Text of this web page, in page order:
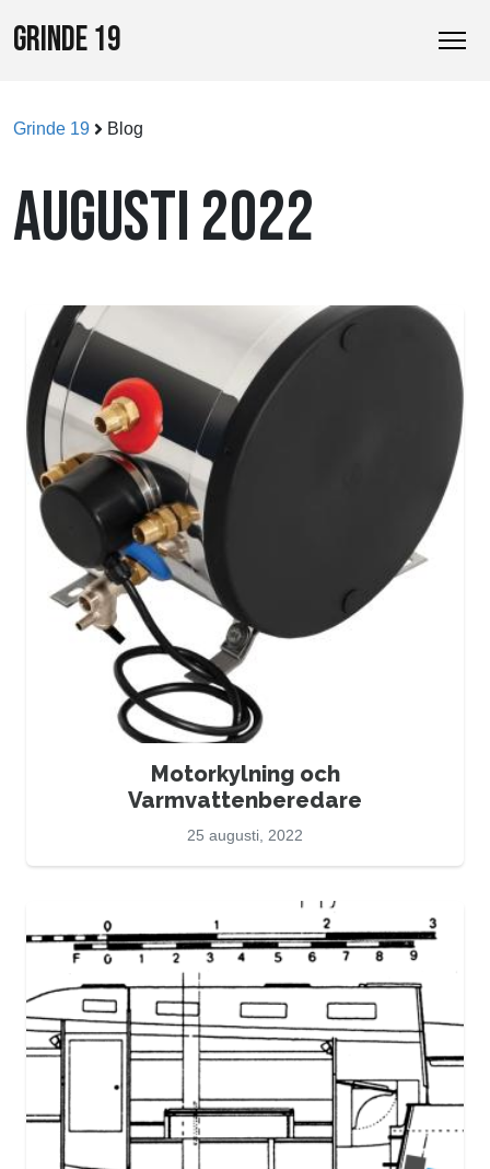
GRINDE 19
Grinde 19 Blog
AUGUSTI 2022
Motorkylning och
Varmvattenberedare
25 augusti, 2022